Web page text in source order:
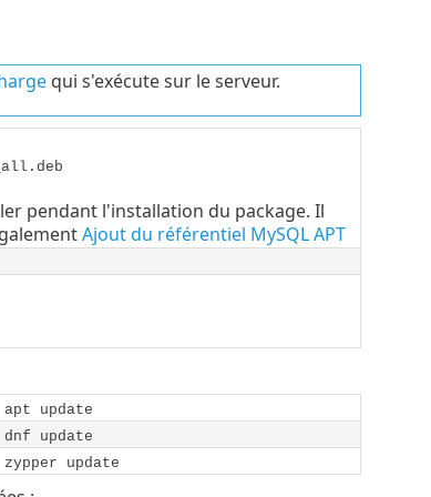
qui s'exécute sur le serveur.
pendant l'installation du package. Il
Ajout du référentiel MySQL APT
apt update
dnf update
zypper update